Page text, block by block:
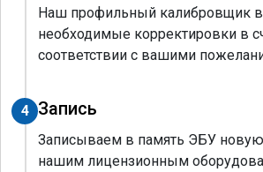
Наш профильный калибровщик
необходимые корректировки в
соответствии с вашими
4 Запись
Записываем в память ЭБУ
нашим лицензионным